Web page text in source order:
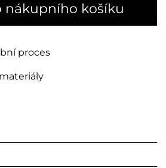
nákupního košíku
proces